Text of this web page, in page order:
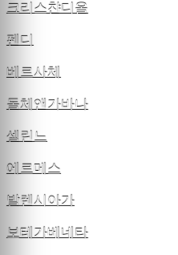
크리스챤디올
펜디
베르사체
돌체앤가바나
셀린느
에르메스
발렌시아가
보테가베네타